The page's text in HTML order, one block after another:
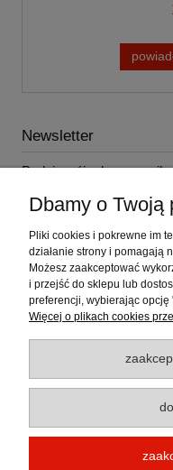
Newsletter
Podaj swój adres e-mail,
Dbamy o Twoją
Pliki cookies i pokrewne im
działanie strony i pomagają
Możesz zaakceptować
i przejść do sklepu lub
preferencji, wybierając opcję
Więcej o plikach cookies